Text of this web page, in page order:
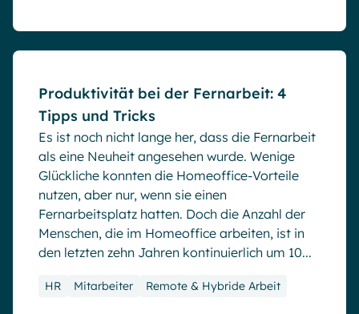
Produktivität bei der Fernarbeit: 4
Tipps und Tricks
Es ist noch nicht lange her, dass die Fernarbeit
als eine Neuheit angesehen wurde. Wenige
Glückliche konnten die Homeoffice-Vorteile
nutzen, aber nur, wenn sie einen
Fernarbeitsplatz hatten. Doch die Anzahl der
Menschen, die im Homeoffice arbeiten, ist in
den letzten zehn Jahren kontinuierlich um 10...
HR Mitarbeiter Remote & Hybride Arbeit